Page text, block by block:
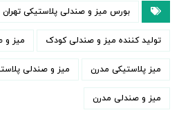
بورس میز و صندلی پلاستیکی تهران
تولید کننده میز و صندلی کودک ميز و
میز پلاستیکی مدرن میز و صندلی
میز و صندلی مدرن